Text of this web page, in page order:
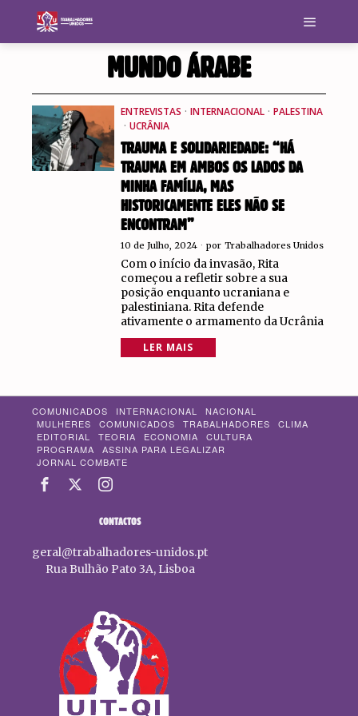
MUNDO ÁRABE
ENTREVISTAS · INTERNACIONAL · PALESTINA
· UCRÂNIA
TRAUMA E SOLIDARIEDADE: “HÁ
TRAUMA EM AMBOS OS LADOS DA
MINHA FAMÍLIA, MAS
HISTORICAMENTE ELES NÃO SE
ENCONTRAM”
10 de Julho, 2024 por Trabalhadores Unidos
Com o início da invasão, Rita
começou a refletir sobre a sua
posição enquanto ucraniana e
palestiniana. Rita defende
ativamente o armamento da Ucrânia
LER MAIS
COMUNICADOS INTERNACIONAL
NACIONAL
MULHERES
COMUNICADOS TRABALHADORES
CLIMA
EDITORIAL
TEORIA ECONOMIA
CULTURA
PROGRAMA
ASSINA PARA LEGALIZAR
JORNAL COMBATE
CONTACTOS
geral@trabalhadores-unidos.pt
Rua Bulhão Pato 3A, Lisboa